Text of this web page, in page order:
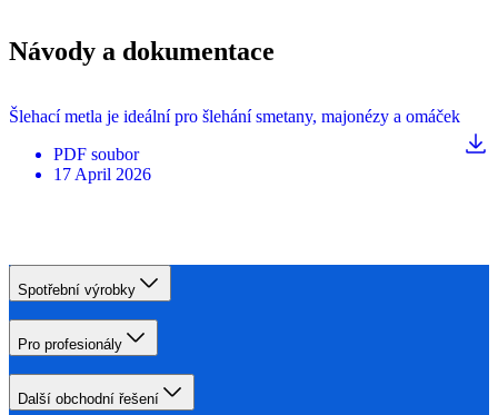
Návody a dokumentace
Šlehací metla je ideální pro šlehání smetany, majonézy a omáček
PDF soubor
17 April 2026
Spotřební výrobky
Pro profesionály
Další obchodní řešení